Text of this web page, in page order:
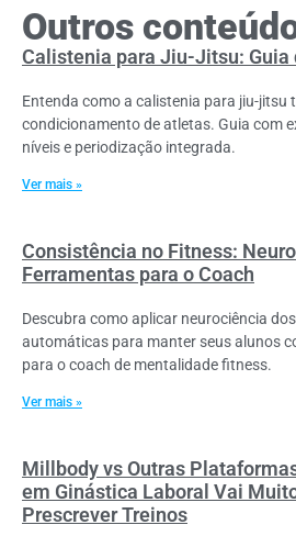
Outros
Calistenia para Jiu-Jitsu: Guia
Entenda como a calistenia para jiu-jitsu
condicionamento de atletas. Guia com
níveis e periodização integrada.
Ver mais »
Consistência no Fitness:
Ferramentas para o Coach
Descubra como aplicar neurociência
automáticas para manter seus alunos
para o coach de mentalidade fitness.
Ver mais »
Millbody vs Outras
em Ginástica Laboral Vai
Prescrever Treinos